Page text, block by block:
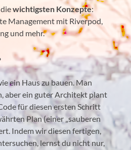
diewichtigsten Konzepte:
Management mit Riverpod,
und mehr.
ein Haus zu bauen. Man
aber ein guter Architekt plant
für diesen ersten Schritt
Plan (einer „sauberen
Indem wir diesen fertigen,
lernst du nicht nur,